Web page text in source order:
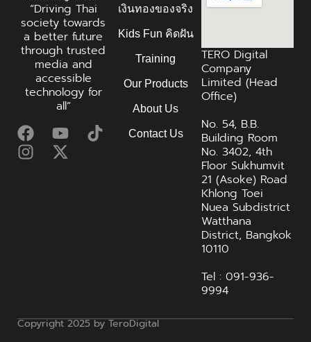
“Driving Thai
society towards
a better future
through trusted
media and
accessible
technology for
all”
เงินทองของจริง
Kids Fun คิดฝัน
Training
Our Products
About Us
Contact Us
TERO Digital
Company
Limited (Head
Office)
No. 54, B.B.
Building Room
No. 3402, 4th
Floor Sukhumvit
21 (Asoke) Road
Khlong Toei
Nuea Subdistrict
Watthana
District, Bangkok
10110
Tel : 091-936-
9994
Copyright 2025 by TeroDigital